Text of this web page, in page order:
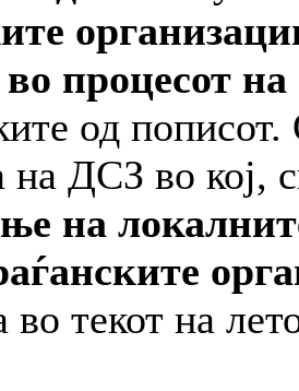
процесот
од пописот.
на ДСЗ во кој,
на
во текот на